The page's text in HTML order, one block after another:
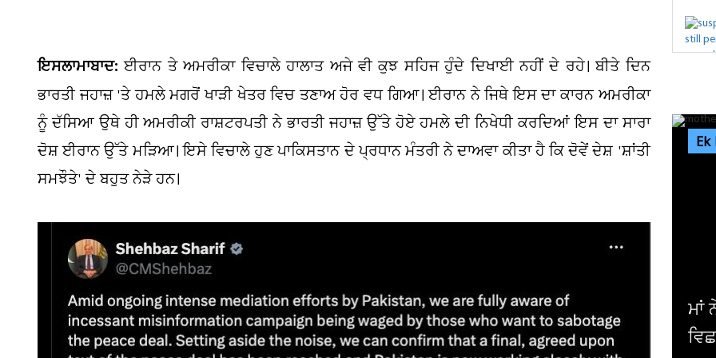
ਇਸਲਾਮਾਬਾਦ:ਈਰਾਨ ਤੇ ਅਮਰੀਕਾ ਵਿਚਾਲੇ ਹਾਲਾਤ ਅਜੇ ਵੀ ਕੁਝ ਸਹਿਜ ਹੁੰਦੇ ਦਿਖਾਈ ਨਹੀਂ ਦੇ ਰਹੇ। ਬੀਤੇ ਦਿਨ
ਭਾਰਤੀ ਜਹਾਜ਼ 'ਤੇ ਹਮਲੇ ਮਗਰੋਂ ਖਾੜੀ ਖੇਤਰ ਵਿਚ ਤਣਾਅ ਹੋਰ ਵਧ ਗਿਆ। ਈਰਾਨ ਨੇ ਜਿਥੇ ਇਸ ਦਾ ਕਾਰਨ ਅਮਰੀਕਾ
ਨੂੰ ਦੱਸਿਆ ਉਥੇ ਹੀ ਅਮਰੀਕੀ ਰਾਸ਼ਟਰਪਤੀ ਨੇ ਭਾਰਤੀ ਜਹਾਜ਼ ਉੱਤੇ ਹੋਏ ਹਮਲੇ ਦੀ ਨਿਖੇਧੀ ਕਰਦਿਆਂ ਇਸ ਦਾ ਸਾਰਾ
ਦੋਸ਼ ਈਰਾਨ ਉੱਤੇ ਮੜਿਆ। ਇਸੇ ਵਿਚਾਲੇ ਹੁਣ ਪਾਕਿਸਤਾਨ ਦੇ ਪ੍ਰਧਾਨ ਮੰਤਰੀ ਨੇ ਦਾਅਵਾ ਕੀਤਾ ਹੈ ਕਿ ਦੋਵੇਂ ਦੇਸ਼ 'ਸ਼ਾਂਤੀ
ਸਮਝੌਤੇ' ਦੇ ਬਹੁਤ ਨੇੜੇ ਹਨ।
Ek
ਮਾਂ ਨੇ ਧੀ ਨੂੰ ਫ਼ੋਨ
ਵਿਛ ਗਏ ਸੱਥਰ !